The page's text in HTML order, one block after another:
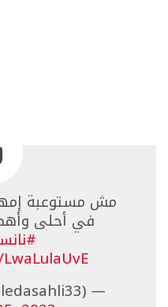
مش مستوعبة
في أحلى
— khaleda